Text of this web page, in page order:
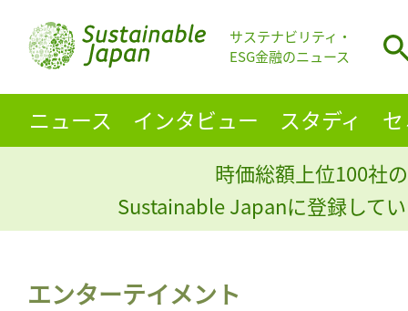
サステナビリティ・
ESG金融のニュース
ニュース インタビュー スタディ
時価総額上位100社
Sustainable Japanに登録して
エンターテイメント